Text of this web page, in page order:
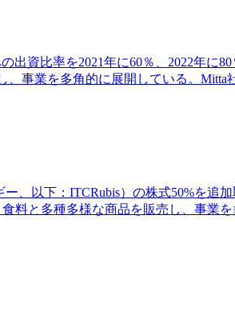
出資比率を2021年に60％、2022年に
事業を多角的に展開している。Mitta
、以下：ITCRubis）の株式50%を追
料と多種多様な商品を販売し、事業